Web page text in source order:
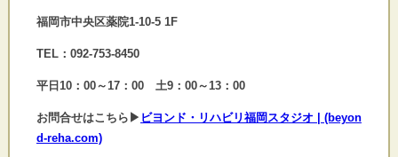
福岡市中央区薬院1-10-5 1F
TEL：092-753-8450
平日10：00～17：00 土9：00～13：00
お問合せはこちら▶ ビヨンド・リハビリ福岡スタジオ | (beyon
d-reha.com)